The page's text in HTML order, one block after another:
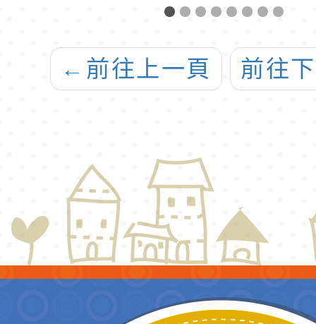
公教人員、學生
及民眾踴躍報考
演說
說競
← 前往上一頁 前往